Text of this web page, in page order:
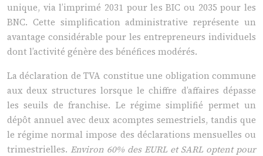
unique, via l’imprimé 2031 pour les BIC ou 2035 pour les
BNC. Cette simplification administrative représente un
avantage considérable pour les entrepreneurs individuels
dont l’activité génère des bénéfices modérés.
La déclaration de TVA constitue une obligation commune
aux deux structures lorsque le chiffre d’affaires dépasse
les seuils de franchise. Le régime simplifié permet un
dépôt annuel avec deux acomptes semestriels, tandis que
le régime normal impose des déclarations mensuelles ou
trimestrielles. Environ 60% des EURL et SARL optent pour